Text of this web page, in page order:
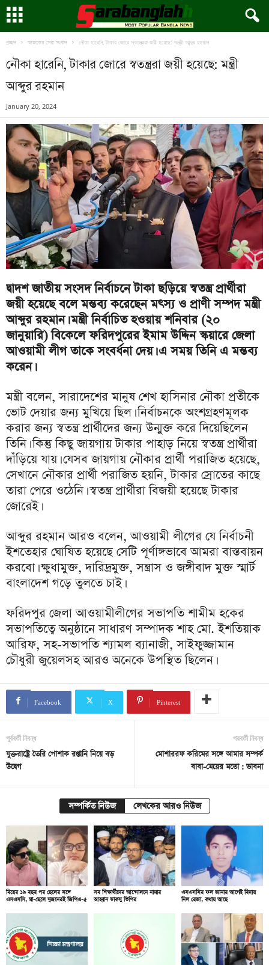
প্রচ্ছদ আজকের সেরা সংবাদ নৌকা হারেনি, টাকার জোরে স্বতন্ত্ররা জয়ী হয়েছে: মন্ত্রী আব্দুর রহমান
নৌকা হারেনি, টাকার জোরে স্বতন্ত্ররা জয়ী হয়েছে: মন্ত্রী
আব্দুর রহমান
January 20, 2024
দ্বাদশ জাতীয় সংসদ নির্বাচনে টাকা ছড়িয়ে স্বতন্ত্র প্রার্থীরা
জয়ী হয়েছে বলে মন্তব্য করেছেন মৎস্য ও প্রাণী সম্পদ মন্ত্রী
আব্দুর রহমান। মন্ত্রী নির্বাচিত হওয়ায় শনিবার (২০
জানুয়ারি) বিকেলে ফরিদপুরের ইমাম উদ্দিন স্কয়ারে জেলা
আওয়ামী লীগ তাকে সংবর্ধনা দেয়। এ সময় তিনি এ মন্তব্য
করেন।
মন্ত্রী বলেন, সারাদেশের মানুষ শেখ হাসিনার নৌকা প্রতীকে
ভোট দেয়ার জন্য মুখিয়ে ছিল। নির্বাচনকে অংশগ্রহণমূলক
করার জন্য স্বতন্ত্র প্রার্থীদের জন্য উন্মুক্ত করে দিয়েছিলেন
তিনি। কিন্তু কিছু জায়গায় টাকার পাহাড় নিয়ে স্বতন্ত্র প্রার্থীরা
দাঁড়িয়ে যায়। যেসব জায়গায় নৌকার প্রার্থী পরাজিত হয়েছে,
সেখানে নৌকার প্রার্থী পরাজিত হয়নি, টাকার স্রোতের কাছে
তারা পেরে ওঠেনি। স্বতন্ত্র প্রার্থীরা বিজয়ী হয়েছে টাকার
জোরেই।
আব্দুর রহমান আরও বলেন, আওয়ামী লীগের যে নির্বাচনী
ইশতেহার ঘোষিত হয়েছে সেটি পূর্ণাঙ্গভাবে আমরা বাস্তবায়ন
করবো। ক্ষুধামুক্ত, দারিদ্রমুক্ত, সন্ত্রাস ও জঙ্গীবাদ মুক্ত স্মার্ট
বাংলাদেশ গড়ে তুলতে চাই।
ফরিদপুর জেলা আওয়ামীলীগের সভাপতি শামীম হকের
সভাপতিত্বে অনুষ্ঠানে সাধারণ সম্পাদক শাহ মো. ইশতিয়াক
আরিফ, সহ-সভাপতি শ্যামল ব্যানাজী, সাইফুজ্জামান
চৌধুরী জুয়েলসহ আরও অনেকে উপস্থিত ছিলেন।
Facebook X Pinterest
পূর্ববর্তী নিবন্ধ
যুক্তরাষ্ট্রে তৈরি পোশাক রপ্তানি নিয়ে বড়
উদ্বেগ
পরবর্তী নিবন্ধ
মোশাররফ করিমের সঙ্গে আমার সম্পর্ক
বাবা-মেয়ের মতো : ভাবনা
সম্পর্কিত নিউজ লেখকের আরও নিউজ
বিয়ের ১৯ বছর পর ছেলের সঙ্গে
এসএসসি, মা-ছেলে দুজনেরই জিপিএ-৫
সব শিক্ষার্থীদের আন্দোলনে নামার
আহ্বান ডাকসু ভিপির
এসএসসির ফল জানার আগেই বিদায়
নিল রেজা, কথায় আছে